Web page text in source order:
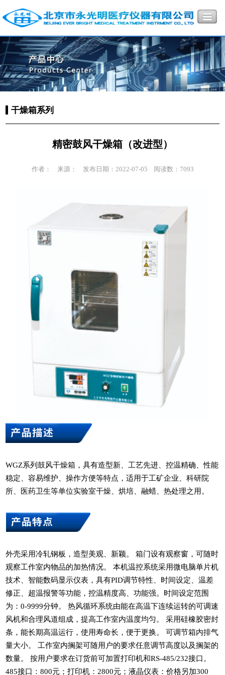
干燥箱系列
精密鼓风干燥箱（改进型）
作者： 来源： 发布日期：2022-07-05 阅读数：7093
WGZ系列鼓风干燥箱，具有造型新、工艺先进、控温精确、性能
稳定、容易维护、操作方便等特点，适用于工矿企业、科研院
所、医药卫生等单位实验室干燥、烘培、融蜡、热处理之用。
外壳采用冷轧钢板，造型美观、新颖。 箱门设有观察窗，可随时
观察工作室内物品的加热情况。 本机温控系统采用微电脑单片机
技术、智能数码显示仪表，具有PID调节特性、时间设定、温差
修正、超温报警等功能，控温精度高、功能强。时间设定范围
为：0-9999分钟。 热风循环系统由能在高温下连续运转的可调速
风机和合理风道组成，提高工作室内温度均匀。 采用硅橡胶密封
条，能长期高温运行，使用寿命长，便于更换。 可调节箱内排气
量大小。 工作室内搁架可随用户的要求任意调节高度以及搁架的
数量。 按用户要求在订货前可加置打印机和RS-485/232接口。
485接口：800元；打印机：2800元；液晶仪表：价格另加300